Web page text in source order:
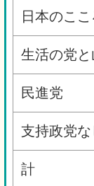
日本のこ
生活の党
民進党
支持政党な
計